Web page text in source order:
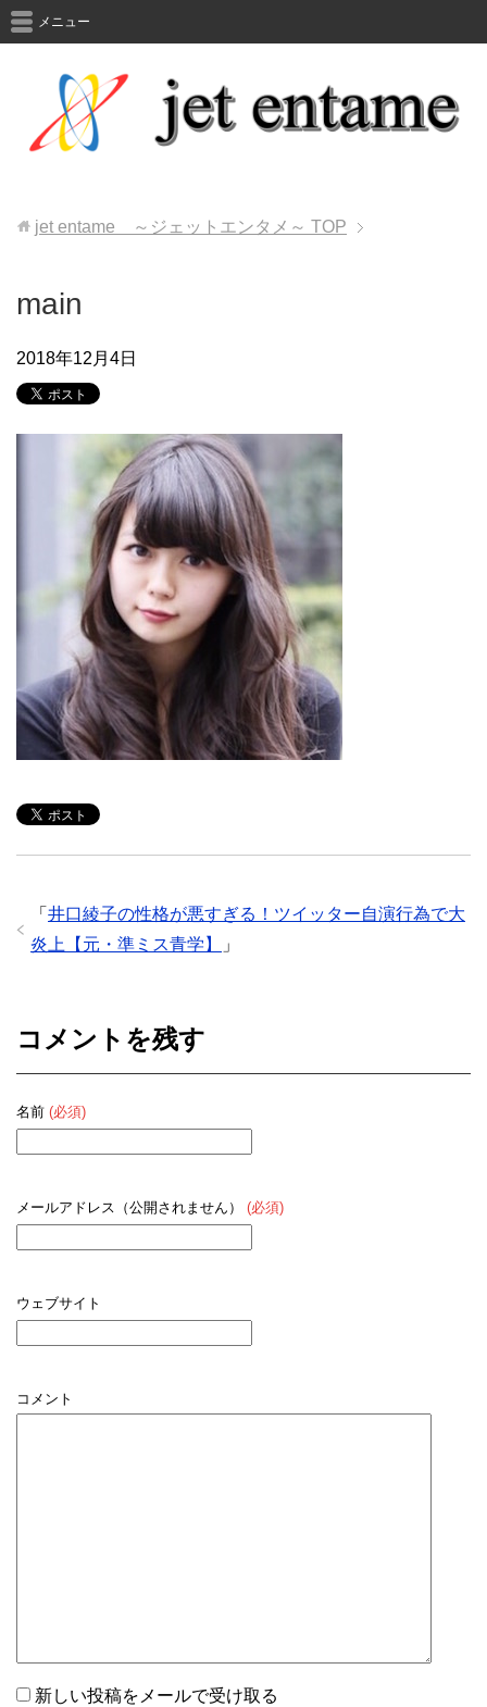
メニュー
jet entame ～ジェットエンタメ～ TOP
main
2018年12月4日
「 井口綾子の性格が悪すぎる！ツイッター自演行為で大
炎上【元・準ミス青学】
」
コメントを残す
名前 (必須)
メールアドレス（公開されません） (必須)
ウェブサイト
コメント
新しい投稿をメールで受け取る